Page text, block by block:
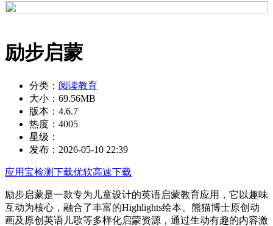
励步启蒙
分类： 阅读教育
大小： 69.56MB
版本： 4.6.7
热度： 4005
星级：
发布： 2026-05-10 22:39
应用宝检测下载优软高速下载
励步启蒙是一款专为儿童设计的英语启蒙教育应用，它以趣味
互动为核心，融合了丰富的Highlights绘本、熊猫博士原创动
画及原创英语儿歌等多样化启蒙资源，通过生动有趣的内容激